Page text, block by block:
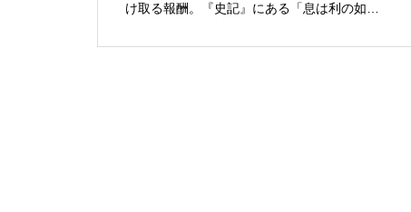
け取る報酬。『史記』にある「息は利の如